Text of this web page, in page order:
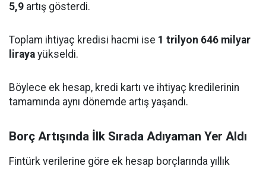
5,9 artış gösterdi.
Toplam ihtiyaç kredisi hacmi ise 1 trilyon 646 milyar
liraya yükseldi.
Böylece ek hesap, kredi kartı ve ihtiyaç kredilerinin
tamamında aynı dönemde artış yaşandı.
Borç Artışında İlk Sırada Adıyaman Yer Aldı
Fintürk verilerine göre ek hesap borçlarında yıllık